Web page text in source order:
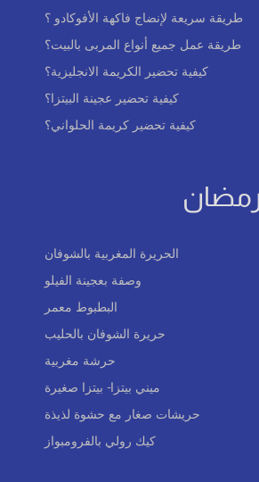
طريقة سريعة لإنضاج فاكهة الأفوكادو ؟
طريقة عمل جميع أنواع المربى بالبيت؟
كيفية تحضير الكريمة الانجليزية؟
كيفية تحضير عجينة البيتزا؟
كيفية تحضير كريمة الحلواني؟
الحريرة المغربية بالشوفان
وصفة بعجينة الفيلو
البطبوط معمر
حريرة الشوفان بالحليب
حرشة مغربية
ميني بيتزا- بيتزا صغيرة
حريشات صغار مع حشوة لذيذة
كيك رولي بالفرومبواز